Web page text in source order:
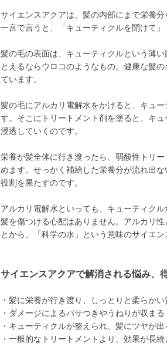
サイエンスアクアは、髪の内部にまで栄養
一言で言うと、「キューティクルを開けて
髪の毛の表面は、キューティクルという薄
とえるならウロコのようなもの。健康な髪
ています。
髪の毛にアルカリ電解水をかけると、キュ
す。そこにトリートメント剤を塗ると、キ
浸透していくのです。
栄養が髪全体に行き渡ったら、弱酸性トリ
めます。せっかく補給した栄養分が流れ出
役割を果たすのです。
アルカリ電解水といっても、キューティク
髪を傷つける心配はありません。アルカリ
とから、「科学の水」という意味のサイエン
サイエンスアクアで解消される悩み、
・髪に栄養が行き渡り、しっとりと柔らかい
・ダメージによるパサつきやうねりが収まる
・キューティクルが整えられ、髪にツヤが出
・一般的なトリートメントより、効果が長続